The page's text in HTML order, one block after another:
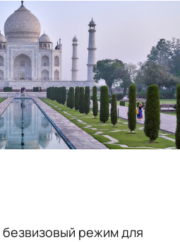
режим для